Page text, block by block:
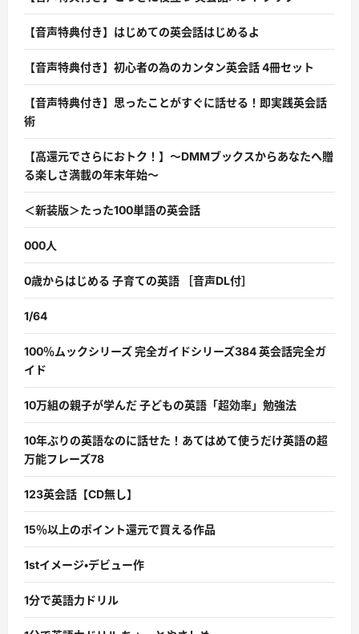
【音声特典付き】はじめての英会話はじめるよ
【音声特典付き】初心者の為のカンタン英会話 4冊セット
【音声特典付き】思ったことがすぐに話せる！即実践英会話
術
【高還元でさらにおトク！】〜DMMブックスからあなたへ贈
る楽しさ満載の年末年始〜
＜新装版＞たった100単語の英会話
000人
0歳からはじめる 子育ての英語 ［音声DL付］
1/64
100％ムックシリーズ 完全ガイドシリーズ384 英会話完全ガ
イド
10万組の親子が学んだ 子どもの英語「超効率」勉強法
10年ぶりの英語なのに話せた！あてはめて使うだけ英語の超
万能フレーズ78
123英会話【CD無し】
15％以上のポイント還元で買える作品
1stイメージ・デビュー作
1分で英語力ドリル